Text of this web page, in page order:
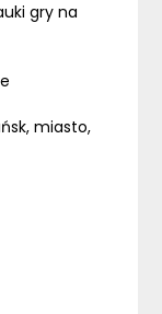
gry na
miasto,